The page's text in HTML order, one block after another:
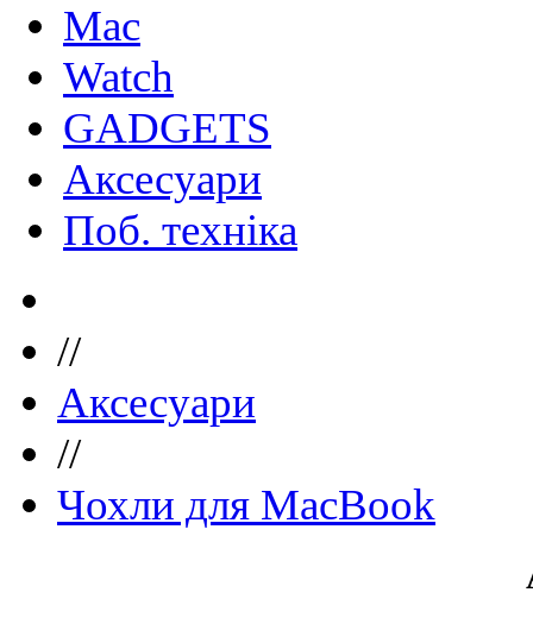
Mac
Watch
GADGETS
Аксесуари
Поб. техніка
//
Аксесуари
//
Чохли для MacBook